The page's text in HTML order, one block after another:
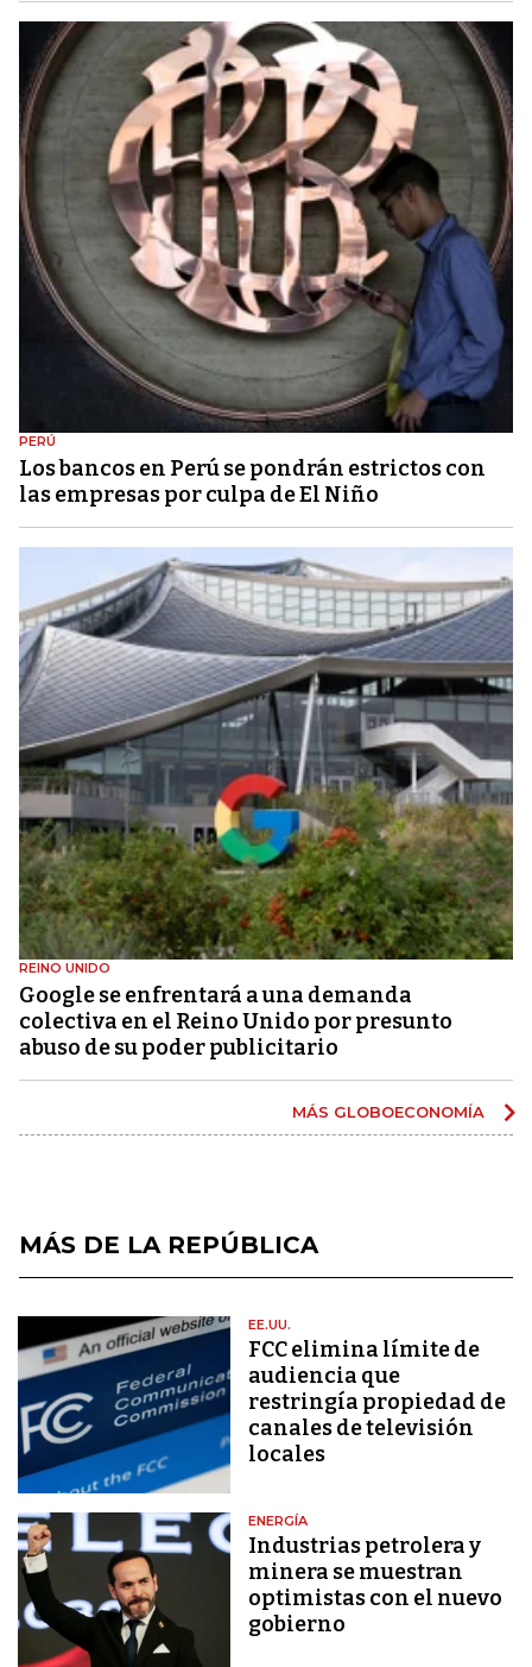
PERÚ
Los bancos en Perú se pondrán estrictos con
las empresas por culpa de El Niño
REINO UNIDO
Google se enfrentará a una demanda
colectiva en el Reino Unido por presunto
abuso de su poder publicitario
MÁS GLOBOECONOMÍA
MÁS DE LA REPÚBLICA
EE.UU.
FCC elimina límite de
audiencia que
restringía propiedad de
canales de televisión
locales
ENERGÍA
Industrias petrolera y
minera se muestran
optimistas con el nuevo
gobierno